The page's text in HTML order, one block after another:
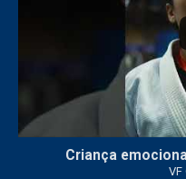
Criança
VF